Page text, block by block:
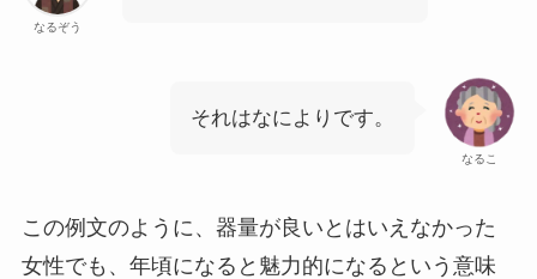
なるぞう
なるこ
それはなによりです。
この例文のように、器量が良いとはいえなかった
女性でも、年頃になると魅力的になるという意味